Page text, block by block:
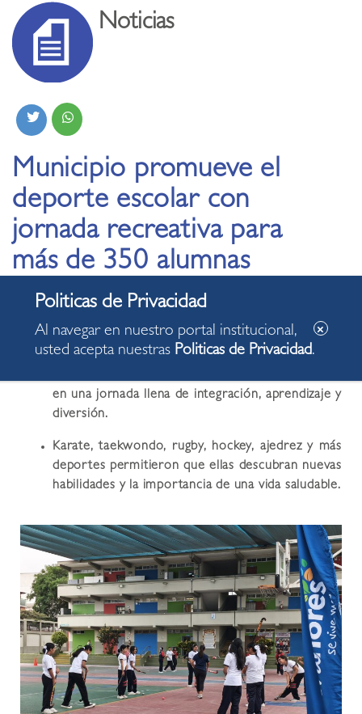
Noticias
Municipio promueve el
deporte escolar con
jornada recreativa para
más de 350 alumnas
28.05.2026
Diversas disciplinas deportivas llegaron a la
en una jornada llena de integración, aprendizaje y
diversión.
Karate, taekwondo, rugby, hockey, ajedrez y más
deportes permitieron que ellas descubran nuevas
habilidades y la importancia de una vida saludable.
Al navegar en nuestro portal institucional,
usted acepta nuestras Politicas de Privacidad.